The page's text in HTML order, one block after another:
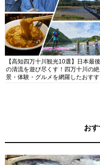
【高知四万十川観光10選】日本最後
の清流を遊び尽くす！四万十川の絶
景・体験・グルメを網羅したおす
お